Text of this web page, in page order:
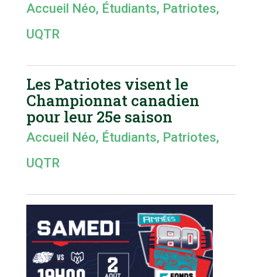
Accueil Néo, Étudiants, Patriotes,
UQTR
Les Patriotes visent le
Championnat canadien
pour leur 25e saison
Accueil Néo, Étudiants, Patriotes,
UQTR